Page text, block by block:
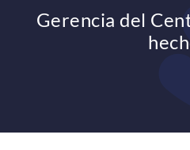
Gerencia del